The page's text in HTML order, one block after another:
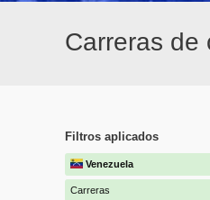
Carreras de
Filtros aplicados
Venezuela
Carreras